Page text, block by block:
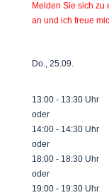
Melden Sie sich zu
an und ich freue
Do., 25.09.
13:00 - 13:30 Uhr
oder
14:00 - 14:30 Uhr
oder
18:00 - 18:30 Uhr
oder
19:00 - 19:30 Uhr